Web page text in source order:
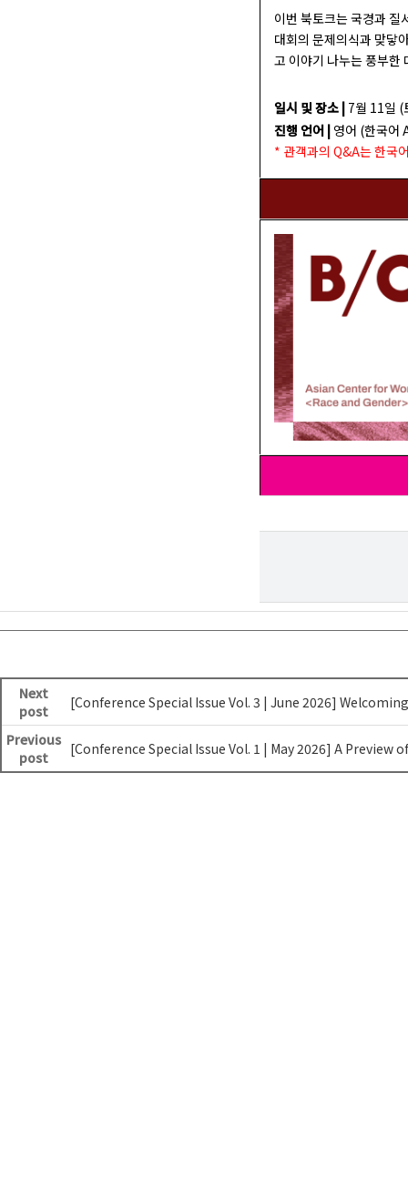
이번 북토크는 국경과
대회의 문제의식과 맞닿
고 이야기 나누는 풍부한
일시 및 장소 | 7월 11일 (
진행 언어 | 영어 (한국어
* 관객과의 Q&A는 한국
Next
post
[Conference Special Issue Vol. 3 | June 2026]
Previous
post
[Conference Special Issue Vol. 1 | May 2026] A